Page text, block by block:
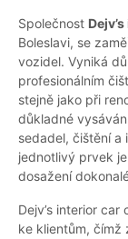
Společnost
Boleslavi, se
vozidel. Vyniká
profesionálním
stejně jako při
důkladné
sedadel, čištění
jednotlivý prvek
dosažení
Dejv’s interior
ke klientům, čímž